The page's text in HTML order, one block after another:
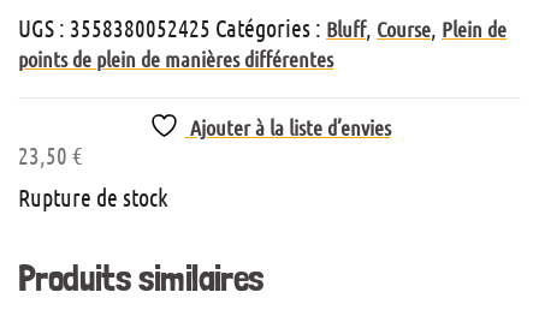
UGS : 3558380052425 Catégories : Bluff, Course, Plein de
points de plein de manières différentes
Ajouter à la liste d’envies
23,50 €
Rupture de stock
Produits similaires